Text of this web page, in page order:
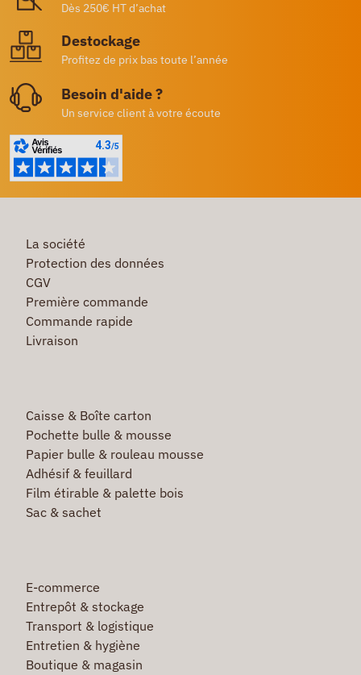
Dès 250€ HT d’achat
Destockage
Profitez de prix bas toute l’année
Besoin d'aide ?
Un service client à votre écoute
La société
Protection des données
CGV
Première commande
Commande rapide
Livraison
Caisse & Boîte carton
Pochette bulle & mousse
Papier bulle & rouleau mousse
Adhésif & feuillard
Film étirable & palette bois
Sac & sachet
E-commerce
Entrepôt & stockage
Transport & logistique
Entretien & hygiène
Boutique & magasin